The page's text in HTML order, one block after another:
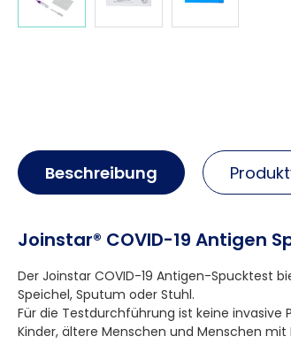
Beschreibung
Joinstar® COVID-19 Antigen
Der Joinstar COVID-19 Antigen-Spucktest
Speichel, Sputum oder Stuhl.
Für die Testdurchführung ist keine
Kinder, ältere Menschen und Menschen mit